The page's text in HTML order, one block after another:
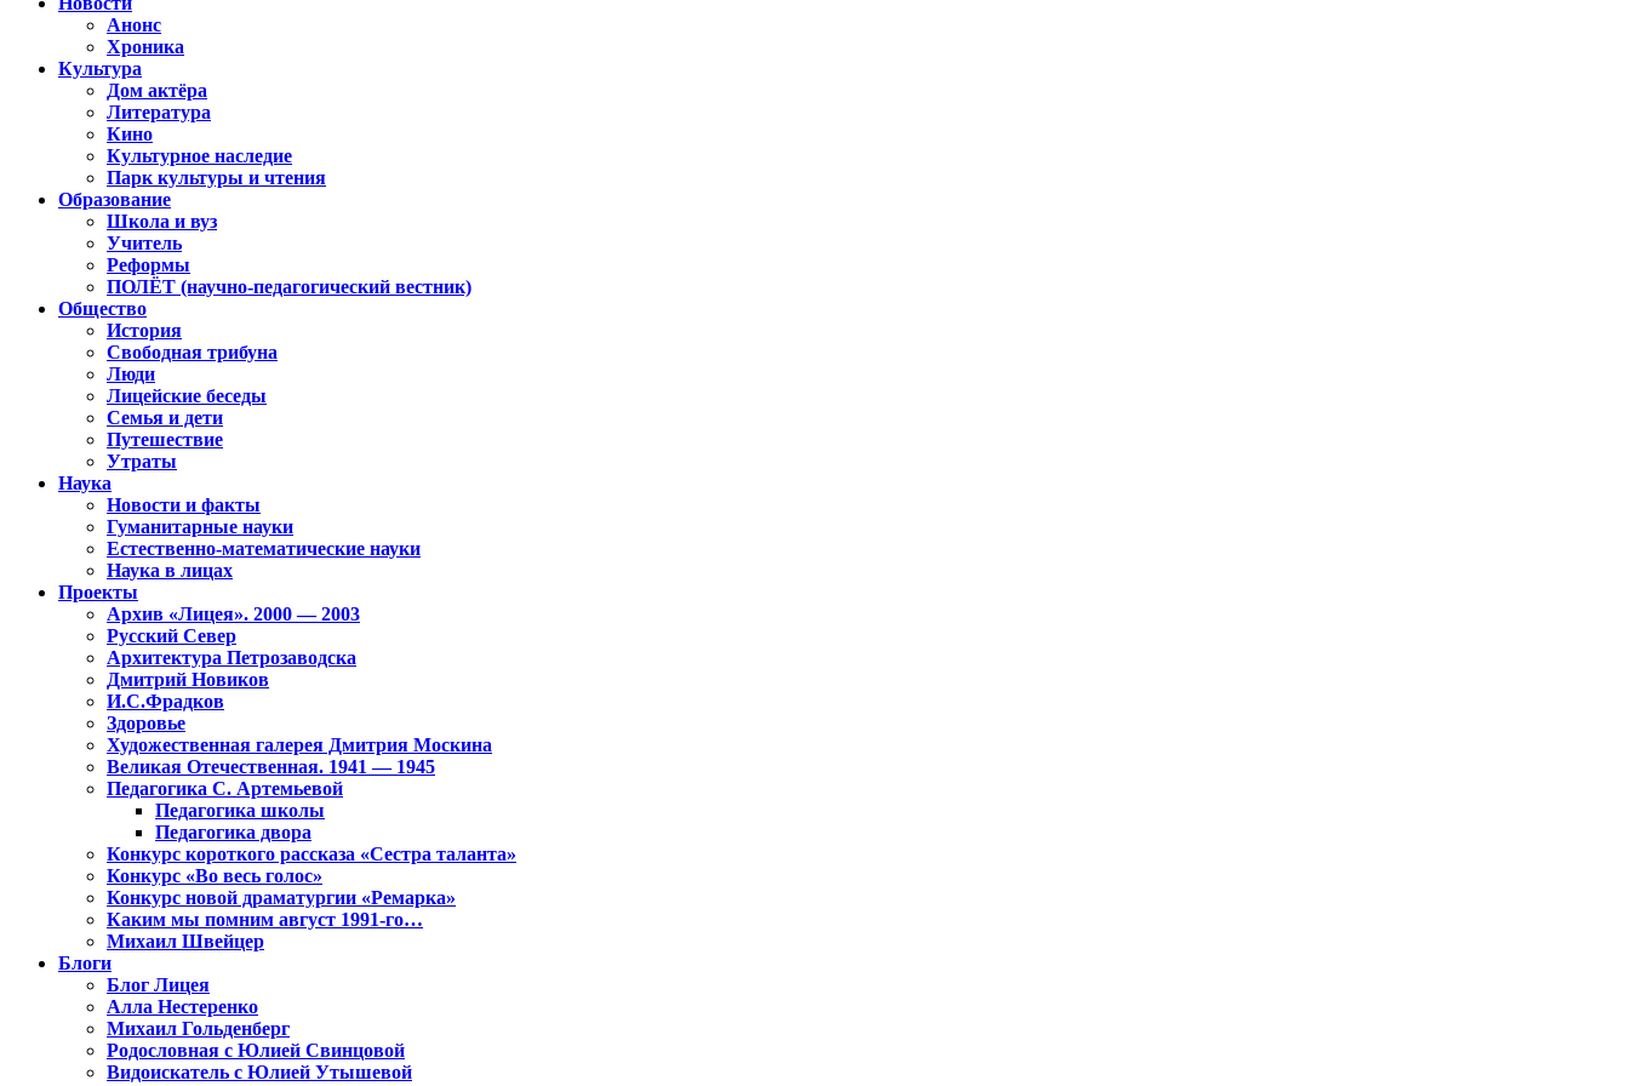
Анонс
Хроника
Культура
Дом актёра
Литература
Кино
Культурное наследие
Парк культуры и чтения
Образование
Школа и вуз
Учитель
Реформы
ПОЛЁТ (научно-педагогический вестник)
Общество
История
Свободная трибуна
Люди
Лицейские беседы
Семья и дети
Путешествие
Утраты
Наука
Новости и факты
Гуманитарные науки
Естественно-математические науки
Наука в лицах
Проекты
Архив «Лицея». 2000 — 2003
Русский Север
Архитектура Петрозаводска
Дмитрий Новиков
И.С.Фрадков
Здоровье
Художественная галерея Дмитрия Москина
Великая Отечественная. 1941 — 1945
Педагогика С. Артемьевой
Педагогика школы
Педагогика двора
Конкурс короткого рассказа «Сестра таланта»
Конкурс «Во весь голос»
Конкурс новой драматургии «Ремарка»
Каким мы помним август 1991-го…
Михаил Швейцер
Блоги
Блог Лицея
Алла Нестеренко
Михаил Гольденберг
Родословная с Юлией Свинцовой
Видоискатель с Юлией Утышевой